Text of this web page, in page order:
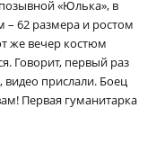
«Юлька», в
– 62 размера и ростом
же вечер костюм
Говорит, первый раз
прислали. Боец
Первая гуманитарка